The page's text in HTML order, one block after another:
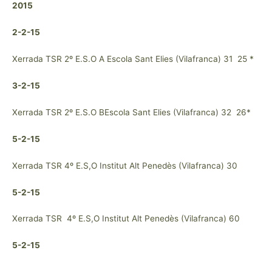
2015
2-2-15
Xerrada TSR 2º E.S.O A Escola Sant Elies (Vilafranca) 31 25 *
3-2-15
Xerrada TSR 2º E.S.O BEscola Sant Elies (Vilafranca) 32 26*
5-2-15
Xerrada TSR 4º E.S,O Institut Alt Penedès (Vilafranca) 30
5-2-15
Xerrada TSR 4º E.S,O Institut Alt Penedès (Vilafranca) 60
5-2-15